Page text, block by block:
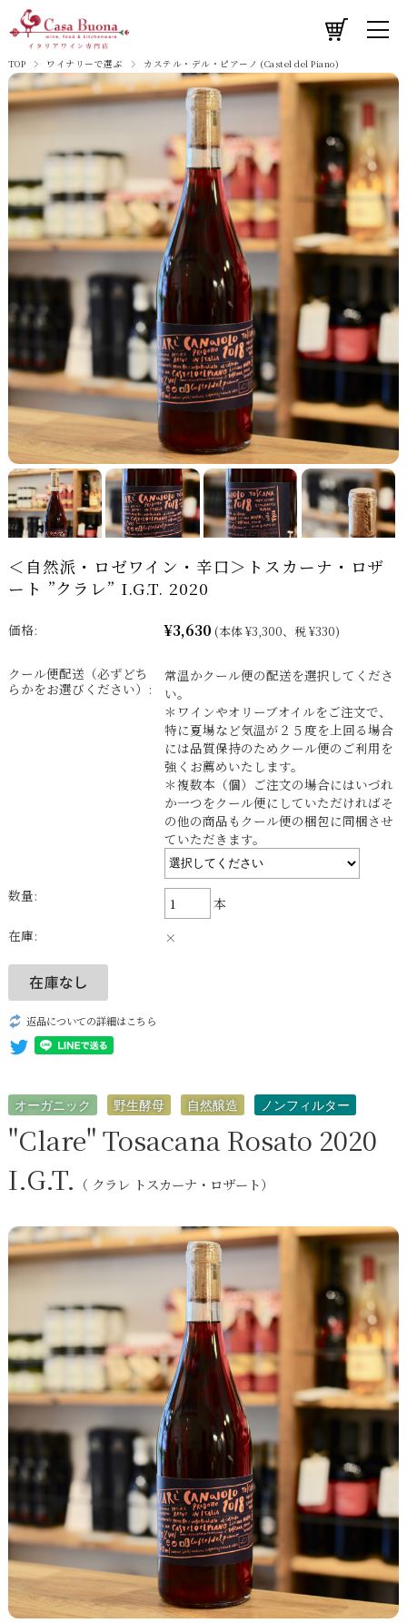
TOP ワイナリーで選ぶ カステル・デル・ピアーノ (Castel del Piano)
＜自然派・ロゼワイン・辛口＞トスカーナ・ロザ
ート ”クラレ” I.G.T. 2020
価格: ¥3,630 (本体 ¥3,300、税 ¥330)
クール便配送（必ずどち
らかをお選びください）:
常温かクール便の配送を選択してくださ
い。
＊ワインやオリーブオイルをご注文で、
特に夏場など気温が２５度を上回る場合
には品質保持のためクール便のご利用を
強くお薦めいたします。
＊複数本（個）ご注文の場合にはいづれ
か一つをクール便にしていただければそ
の他の商品もクール便の梱包に同梱させ
ていただきます。
数量:
本
在庫:
×
返品についての詳細はこちら
オーガニック 野生酵母 自然醸造 ノンフィルター
"Clare" Tosacana Rosato 2020
I.G.T. （ クラレ トスカーナ・ロザート）